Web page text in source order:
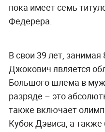
пока имеет семь
Федерера.
В свои 39 лет, занимая
Джокович является
Большого шлема в
разряде – это
также включает
Кубок Дэвиса, а